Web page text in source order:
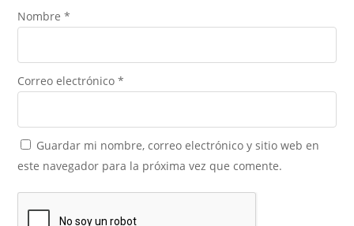
Nombre*
Correo electrónico*
Guardar mi nombre, correo electrónico y sitio web en
este navegador para la próxima vez que comente.